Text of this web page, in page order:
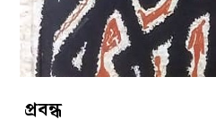
প্রবন্ধ